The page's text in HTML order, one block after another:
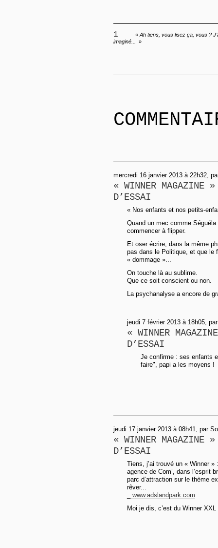
1 « Ah tiens, vous lisez ça, vous ?
imaginé...
»
mercredi 16 janvier 2013 à 22h32,
« WINNER MAGAZINE
D’ESSAI
« Nos enfants et nos petits-
Quand un mec comme
commencer à flipper.
Et oser écrire, dans la même
pas dans le Politique, et que le
« dommage »...
On touche là au sublime.
Que ce soit conscient ou non.
La psychanalyse a encore de
jeudi 7 février 2013 à 18h05,
« WINNER
D’ESSAI
Je confirme : ses enfants
faire", papi a les moyens !
jeudi 17 janvier 2013 à 08h41, par
« WINNER MAGAZINE
D’ESSAI
Tiens, j’ai trouvé un « Winner »
agence de Com’, dans l’esprit
parc d’attraction sur le thème
rêver...
_ www.adslandpark.com
Moi je dis, c’est du Winner XXL